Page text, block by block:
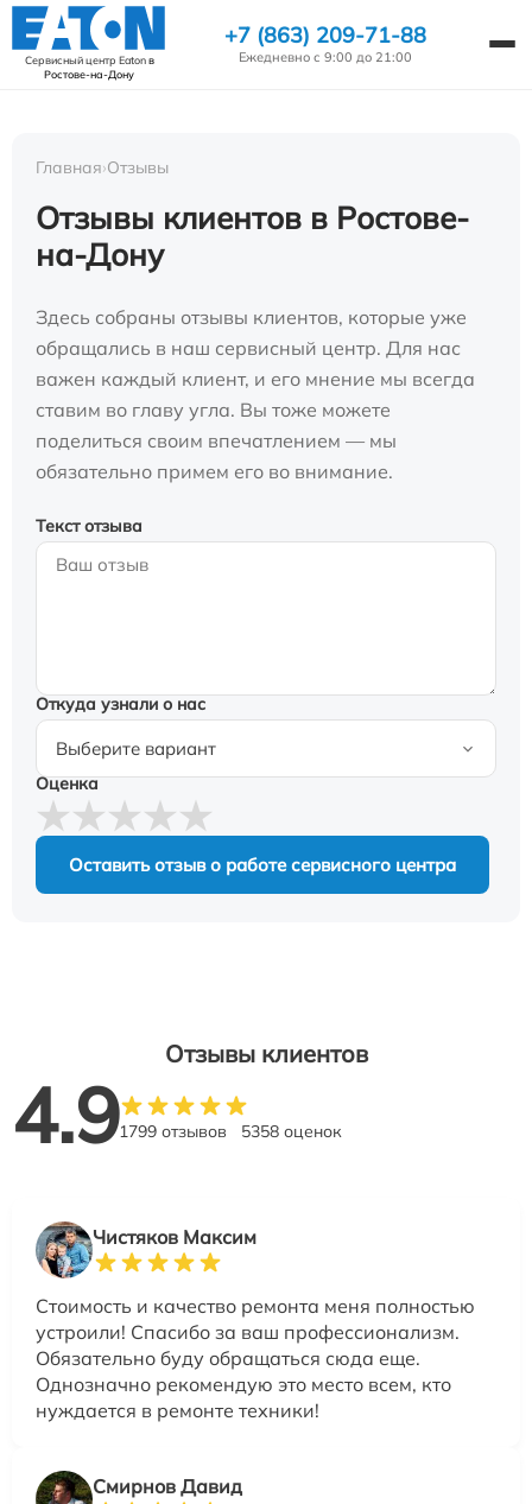
Сервисный центр Eatonв
Ростове-на-Дону
+7 (863) 209-71-88
Ежедневно с 9:00 до 21:00
Главная›Отзывы
Отзывы клиентов в Ростове-
на-Дону
Здесь собраны отзывы клиентов, которые уже
обращались в наш сервисный центр. Для нас
важен каждый клиент, и его мнение мы всегда
ставим во главу угла. Вы тоже можете
поделиться своим впечатлением — мы
обязательно примем его во внимание.
Текст отзыва
Откуда узнали о нас
Оценка
Оставить отзыв о работе сервисного центра
Отзывы клиентов
4.91799 отзывов 5358 оценок
Чистяков Максим
Стоимость и качество ремонта меня полностью
устроили! Спасибо за ваш профессионализм.
Обязательно буду обращаться сюда еще.
Однозначно рекомендую это место всем, кто
нуждается в ремонте техники!
Смирнов Давид